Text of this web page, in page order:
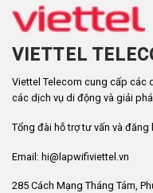
VIETTEL
Viettel Telecom cung cấp các
các dịch vụ di động và giải
Tổng đài hỗ trợ tư vấn và
Email: hi@lapwifiviettel.vn
285 Cách Mạng Tháng Tám,